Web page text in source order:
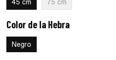
45 cm 75 cm
Color de la Hebra
Negro